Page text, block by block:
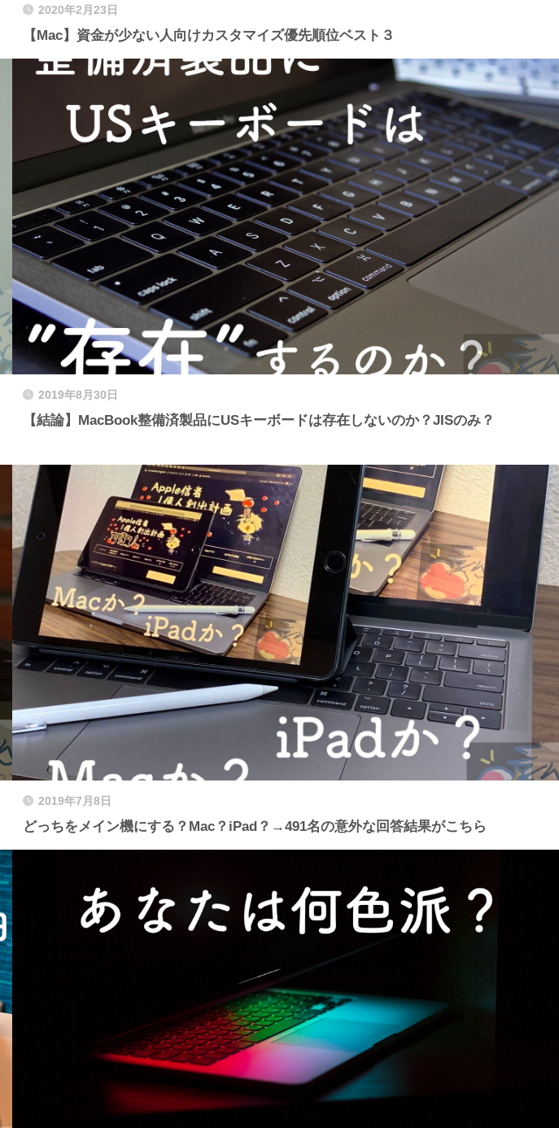
2020年2月23日
【Mac】資金が少ない人向けカスタマイズ優先順位ベスト３
2019年8月30日
【結論】MacBook整備済製品にUSキーボードは存在しないのか？JISのみ？
2019年7月8日
どっちをメイン機にする？Mac？iPad？→491名の意外な回答結果がこちら